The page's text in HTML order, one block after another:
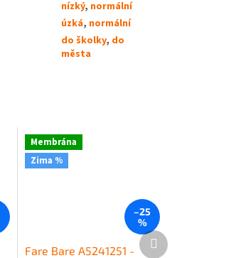
Membrána
Zima %
–25
%
Fare Bare A5241251 -
Další
produkt
nízký, normální
úzká, normální
do školky, do
města